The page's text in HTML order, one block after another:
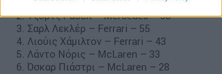
Κίμι Αντονέλι – Mercedes – 75
Τζορτζ Ράσελ – Mercedes – 68
Σαρλ Λεκλέρ – Ferrari – 55
Λιούις Χάμιλτον – Ferrari – 43
Λάντο Νόρις – McLaren – 33
Όσκαρ Πιάστρι – McLaren – 28